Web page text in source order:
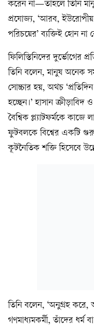
করেন না—তাহলে তিনি
প্রযোজ্য, ‘আরব,
পরিচয়ের’ ব্যক্তিই হোন না
ফিলিস্তিনিদের দুর্ভোগের
তিনি বলেন, মানুষ অনেক
সোচ্চার হয়, অথচ
হচ্ছেন।’ হাসান ক্রীড়াবিদ
বৈশ্বিক প্ল্যাটফর্মকে কাজে
ফুটবলকে বিশ্বের একটি
কূটনৈতিক শক্তি হিসেবে
তিনি বলেন, ‘অনুগ্রহ
গণমাধ্যমকর্মী, তাঁদের ধর্ম